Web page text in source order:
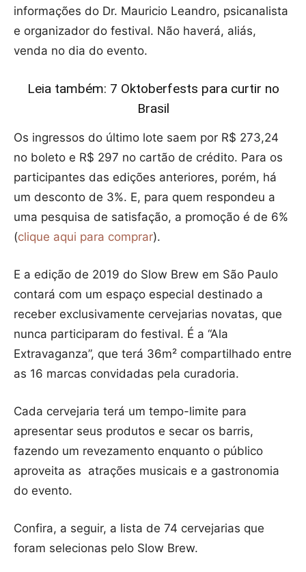
informações do Dr. Mauricio Leandro, psicanalista
e organizador do festival. Não haverá, aliás,
venda no dia do evento.
Leia também: 7 Oktoberfests para curtir no
Brasil
Os ingressos do último lote saem por R$ 273,24
no boleto e R$ 297 no cartão de crédito. Para os
participantes das edições anteriores, porém, há
um desconto de 3%. E, para quem respondeu a
uma pesquisa de satisfação, a promoção é de 6%
(clique aqui para comprar).
E a edição de 2019 do Slow Brew em São Paulo
contará com um espaço especial destinado a
receber exclusivamente cervejarias novatas, que
nunca participaram do festival. É a “Ala
Extravaganza”, que terá 36m² compartilhado entre
as 16 marcas convidadas pela curadoria.
Cada cervejaria terá um tempo-limite para
apresentar seus produtos e secar os barris,
fazendo um revezamento enquanto o público
aproveita as atrações musicais e a gastronomia
do evento.
Confira, a seguir, a lista de 74 cervejarias que
foram selecionas pelo Slow Brew.